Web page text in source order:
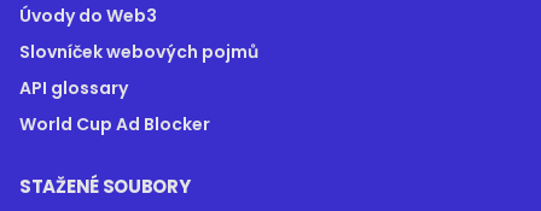
Úvody do Web3
Slovníček webových pojmů
API glossary
World Cup Ad Blocker
STAŽENÉ SOUBORY